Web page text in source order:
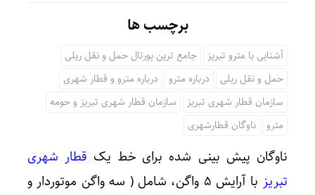
برچسب ها
آشنایی با مترو تبریز
جامع ترین پورتال حمل و نقل ریلی
حمل و نقل ریلی
درباره مترو
درباره مترو و قطار شهری
سازمان قطار شهری تبریز
سازمان قطار شهری تبریز و حومه
مترو
ناوگان قطارشهری
ناوگان پیش بینی شده برای خط یک قطار شهری
تبریز
با آرایش ۵ واگن، شامل ( سه واگن موتوردار و